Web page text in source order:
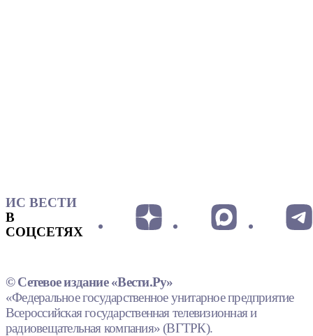
ИС ВЕСТИ
В
СОЦСЕТЯХ
© Сетевое издание «Вести.Ру»
«Федеральное государственное унитарное предприятие
Всероссийская государственная телевизионная и
радиовещательная компания» (ВГТРК).